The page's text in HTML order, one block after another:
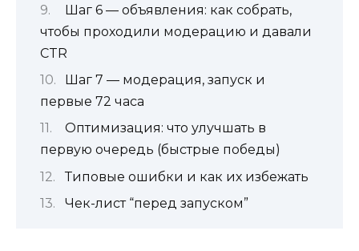
Шаг 6 — объявления: как собрать,
чтобы проходили модерацию и давали
CTR
Шаг 7 — модерация, запуск и
первые 72 часа
Оптимизация: что улучшать в
первую очередь (быстрые победы)
Типовые ошибки и как их избежать
Чек-лист “перед запуском”